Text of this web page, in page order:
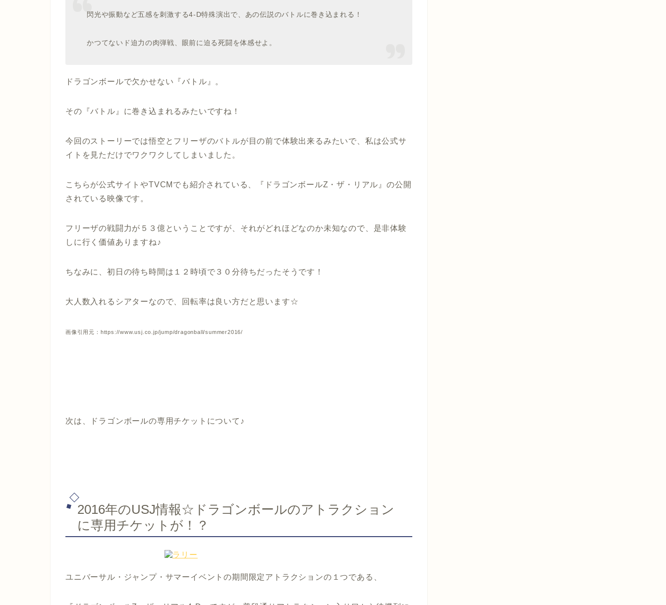
閃光や振動など五感を刺激する4-D特殊演出で、あの伝説のバトルに巻き込まれる！
かつてないド迫力の肉弾戦、眼前に迫る死闘を体感せよ。
ドラゴンボールで欠かせない『バトル』。
その『バトル』に巻き込まれるみたいですね！
今回のストーリーでは悟空とフリーザのバトルが目の前で体験出来るみたいで、私は公式サ
イトを見ただけでワクワクしてしまいました。
こちらが公式サイトやTVCMでも紹介されている、『ドラゴンボールZ・ザ・リアル』の公開
されている映像です。
フリーザの戦闘力が５３億ということですが、それがどれほどなのか未知なので、是非体験
しに行く価値ありますね♪
ちなみに、初日の待ち時間は１２時頃で３０分待ちだったそうです！
大人数入れるシアターなので、回転率は良い方だと思います☆
画像引用元：https://www.usj.co.jp/jump/dragonball/summer2016/
次は、ドラゴンボールの専用チケットについて♪
2016年のUSJ情報☆ドラゴンボールのアトラクション
に専用チケットが！？
ユニバーサル・ジャンプ・サマーイベントの期間限定アトラクションの１つである、